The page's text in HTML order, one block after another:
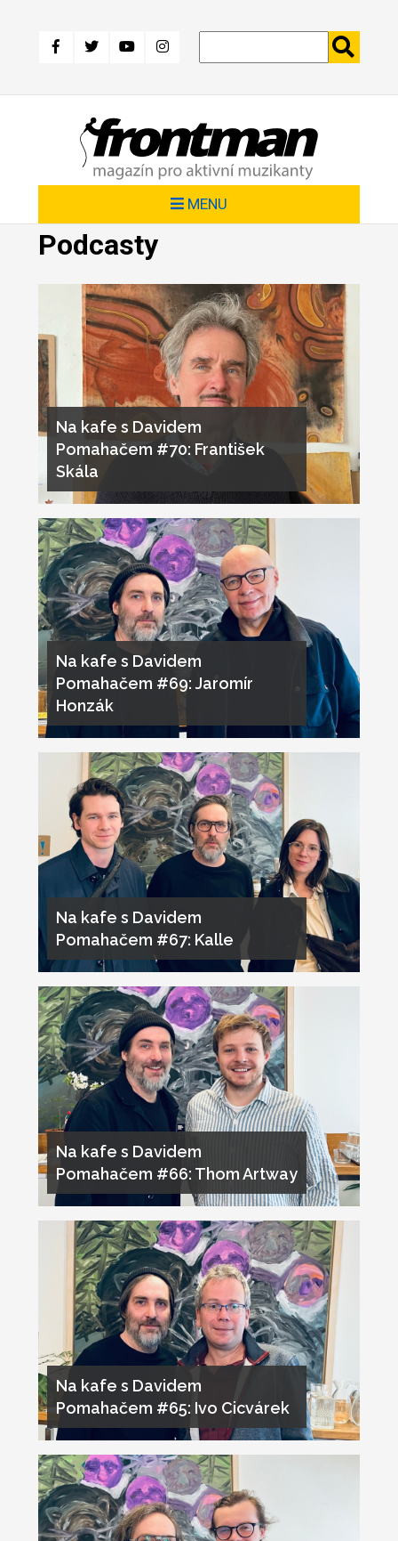
hlavnímu
MENU
Podcasty
Na kafe s Davidem
Pomahačem #70: František
Skála
Na kafe s Davidem
Pomahačem #69: Jaromír
Honzák
Na kafe s Davidem
Pomahačem #67: Kalle
Na kafe s Davidem
Pomahačem #66: Thom Artway
Na kafe s Davidem
Pomahačem #65: Ivo Cicvárek